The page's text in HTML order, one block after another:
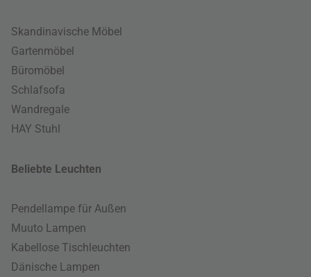
Skandinavische Möbel
Gartenmöbel
Büromöbel
Schlafsofa
Wandregale
HAY Stuhl
Beliebte Leuchten
Pendellampe für Außen
Muuto Lampen
Kabellose Tischleuchten
Dänische Lampen